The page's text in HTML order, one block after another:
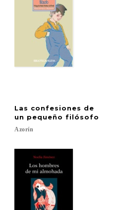
Las confesiones de
un pequeño filósofo
Azorín